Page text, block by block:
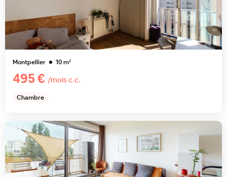
Montpellier 10m²
495 € /mois c.c.
Chambre